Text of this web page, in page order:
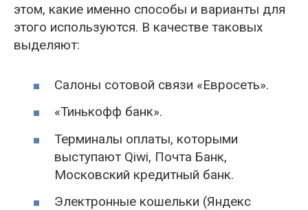
этом, какие именно способы и варианты для
этого используются. В качестве таковых
выделяют:
Салоны сотовой связи «Евросеть».
«Тинькофф банк».
Терминалы оплаты, которыми
выступают Qiwi, Почта Банк,
Московский кредитный банк.
Электронные кошельки (Яндекс